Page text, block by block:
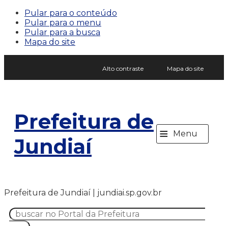
Pular para o conteúdo
Pular para o menu
Pular para a busca
Mapa do site
Alto contraste Mapa do site
Prefeitura de
Jundiaí
≡ Menu
Prefeitura de Jundiaí | jundiai.sp.gov.br